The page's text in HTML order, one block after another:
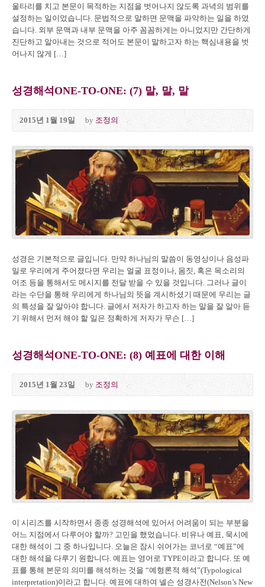
울타리를 치고 본문이 목적하는 지점을 벗어나지 않도록 과녁의 범위를
설정하는 일이었습니다. 문법적으로 말하면 문맥을 파악하는 일을 하였
습니다. 외부 문맥과 내부 문맥을 아주 꼼꼼하게는 아니었지만 간단하게
진단하고 알아내는 것으로 적어도 본문이 말하고자 하는 핵심내용을 벗
어나지 않게 […]
성경해석ONE-TO-ONE: (7) 말, 말, 말
2015년 1월 19일 by 조정의
성경은 기본적으로 글입니다. 만약 하나님의 말씀이 동영상이나 음성파
일로 우리에게 주어졌다면 우리는 얼굴 표정이나, 몸짓, 혹은 목소리의
어조 등을 통해서도 메시지를 전달 받을 수 있을 것입니다. 그러나 글이
라는 수단을 통해 우리에게 하나님의 뜻을 계시하셨기 때문에 우리는 글
의 특성을 잘 알아야 합니다. 글에서 저자가 하고자 하는 말을 잘 알아 듣
기 위해서 먼저 해야 할 일은 정확하게 저자가 무슨 […]
성경해석ONE-TO-ONE: (8) 예표에 대한 이해
2015년 1월 23일 by 조정의
이 시리즈를 시작하면서 종종 성경해석에 있어서 어려움이 되는 부분을
어느 지점에서 다루어야 할까? 고민을 했었습니다. 비유나 예표, 묵시에
대한 해석이 그 중 하나입니다. 오늘은 잠시 쉬어가는 코너로 “예표”에
대한 해석을 다루기 원합니다. 예표는 영어로 TYPE이라고 합니다. 또 예
표를 통해 본문의 의미를 해석하는 것을 “예형론적 해석”(Typological
interpretation)이라고 합니다. 예표에 대하여 넬슨 성경사전(Nelson’s New